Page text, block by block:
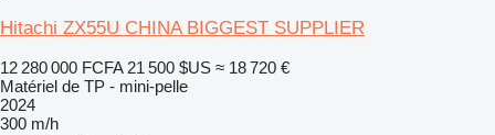
Hitachi ZX55U CHINA BIGGEST SUPPLIER
12 280 000 FCFA 21 500 $US ≈ 18 720 €
Matériel de TP - mini-pelle
2024
300 m/h